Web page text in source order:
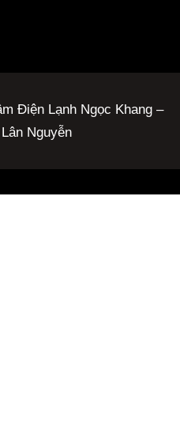
Điện Lạnh Ngọc Khang –
Nguyễn